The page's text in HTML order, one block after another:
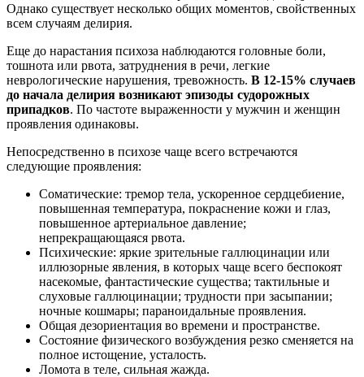
Однако существует несколько общих моментов, свойственных
всем случаям делирия.
Еще до нарастания психоза наблюдаются головные боли,
тошнота или рвота, затруднения в речи, легкие
неврологические нарушения, тревожность. В 12-15% случаев
до начала делирия возникают эпизоды судорожных
припадков. По частоте выраженности у мужчин и женщин
проявления одинаковы.
Непосредственно в психозе чаще всего встречаются
следующие проявления:
Соматические: тремор тела, ускоренное сердцебиение,
повышенная температура, покраснение кожи и глаз,
повышенное артериальное давление;
непрекращающаяся рвота.
Психические: яркие зрительные галлюцинации или
иллюзорные явления, в которых чаще всего беспокоят
насекомые, фантастические существа; тактильные и
слуховые галлюцинации; трудности при засыпании;
ночные кошмары; параноидальные проявления.
Общая дезориентация во времени и пространстве.
Состояние физического возбуждения резко сменяется на
полное истощение, усталость.
Ломота в теле, сильная жажда.